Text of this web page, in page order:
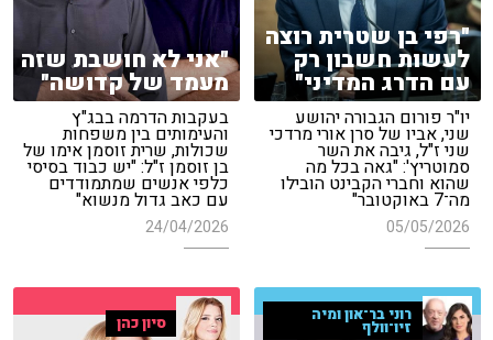
"רפי בן שטרית רוצה
לעשות חשבון רק
עם הדרג המדיני"
יו"ר פורום הגבורה יהושע
שני, אביו של סרן אורי מרדכי
שני ז"ל, גיבה את השר
סמוטריץ': "גאה בכל מה
שהוא וחברי הקבינט הובילו
מה־7 באוקטובר"
05/05/2026
"אני לא חושבת שזה
מעמד של קדושה"
בעקבות הדרמה בבג"ץ
והעימותים בין משפחות
שכולות, שרית זוסמן אימו של
בן זוסמן ז"ל: "יש כבוד בסיסי
כלפי אנשים שמתמודדים
עם כאב גדול מנשוא"
24/04/2026
רוני בר־און ומיה
זיו־וולף סיון כהן